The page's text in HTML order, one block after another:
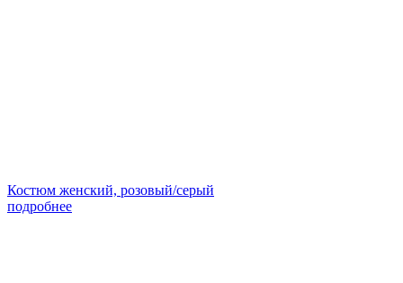
Костюм женский, розовый/серый
подробнее